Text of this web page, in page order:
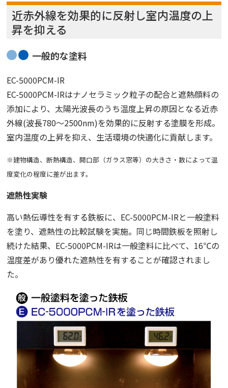
近赤外線を効果的に反射し室内温度の上
昇を抑える
一般的な塗料
EC-5000PCM-IR
EC-5000PCM-IRはナノセラミック粒子の配合と遮熱顔料の
添加により、太陽光波長のうち温度上昇の原因となる近赤
外線(波長780〜2500nm)を効果的に反射する塗膜を形成。
室内温度の上昇を抑え、生活環境の快適化に貢献します。
※建物構造、断熱構造、開口部（ガラス窓等）の大きさ・数によって温
度変化の程度に差が出ます。
遮熱性実験
高い熱伝導性を有する鉄板に、EC-5000PCM-IRと一般塗料
を塗り、遮熱性の比較試験を実施。同じ時間鉄板を照射し
続けた結果、EC-5000PCM-IRは一般塗料に比べて、16℃の
温度差があり優れた遮熱性を有することが確認されまし
た。